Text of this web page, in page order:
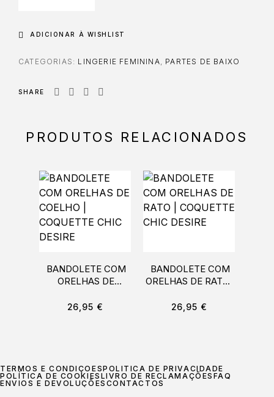
ADICIONAR À WISHLIST
CATEGORIAS: LINGERIE FEMININA PARTES DE BAIXO
SHARE
PRODUTOS RELACIONADOS
BANDOLETE COM
ORELHAS DE
COQUETTE CHIC
26,95 €
BANDOLETE COM
ORELHAS DE RATO |
DESIRE
26,95 €
TERMOS E CONDIÇÕESPOLÍTICA DE PRIVACIDADE
POLÍTICA DE COOKIES LIVRO DE RECLAMAÇÕES FAQ
ENVIOS E DEVOLUÇÕES CONTACTOS